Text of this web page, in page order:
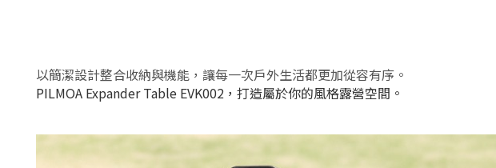
以簡潔設計整合收納與機能，讓每一次戶外生活都更加從容有序。
PILMOA Expander Table EVK002，打造屬於你的風格露營空間。